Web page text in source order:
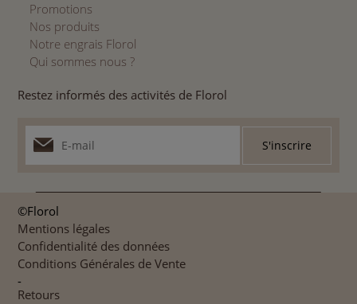
Promotions
Nos produits
Notre engrais Florol
Qui sommes nous ?
Restez informés des activités de Florol
©Florol
Mentions légales
Confidentialité des données
Conditions Générales de Vente
-
Retours